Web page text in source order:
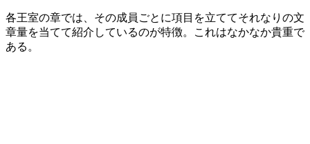
各王室の章では、その成員ごとに項目を立ててそれなりの文
章量を当てて紹介しているのが特徴。これはなかなか貴重で
ある。